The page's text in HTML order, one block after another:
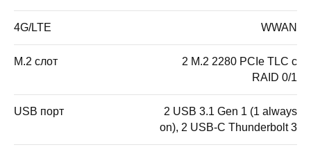
4G/LTE WWAN
M.2 слот
2 M.2 2280 PCIe TLC с
RAID 0/1
USB порт
2 USB 3.1 Gen 1 (1 always
on), 2 USB-C Thunderbolt 3